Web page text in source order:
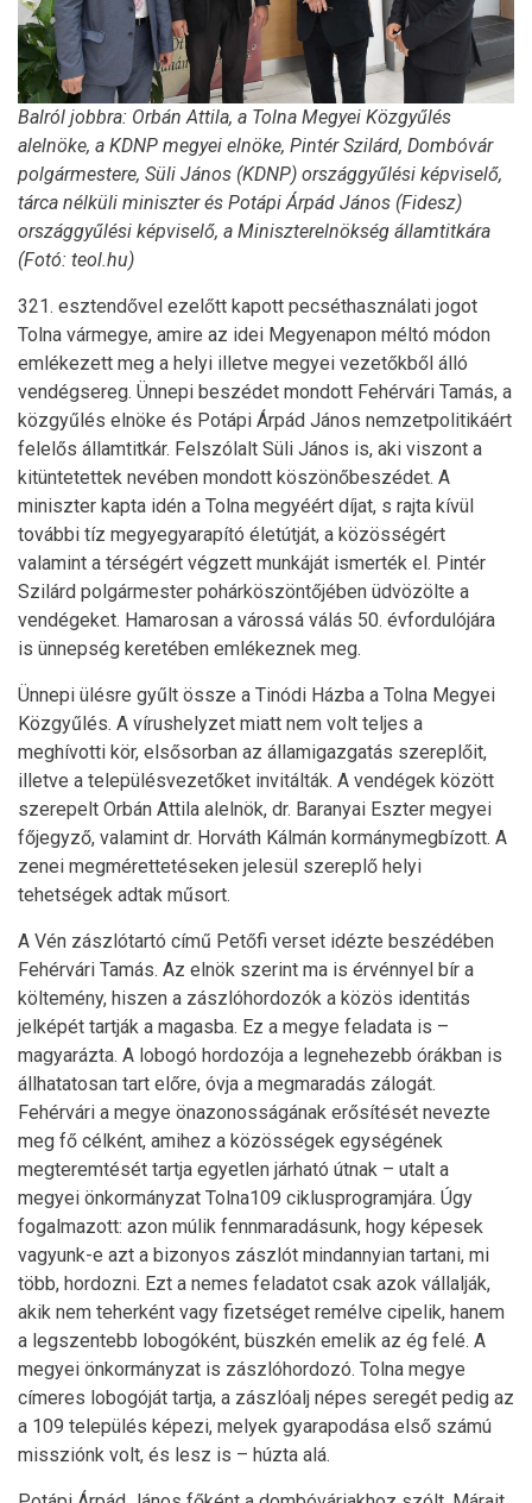
Balról jobbra: Orbán Attila, a Tolna Megyei Közgyűlés
alelnöke, a KDNP megyei elnöke, Pintér Szilárd, Dombóvár
polgármestere, Süli János (KDNP) országgyűlési képviselő,
tárca nélküli miniszter és Potápi Árpád János (Fidesz)
országgyűlési képviselő, a Miniszterelnökség államtitkára
(Fotó: teol.hu)
321. esztendővel ezelőtt kapott pecséthasználati jogot
Tolna vármegye, amire az idei Megyenapon méltó módon
emlékezett meg a helyi illetve megyei vezetőkből álló
vendégsereg. Ünnepi beszédet mondott Fehérvári Tamás, a
közgyűlés elnöke és Potápi Árpád János nemzetpolitikáért
felelős államtitkár. Felszólalt Süli János is, aki viszont a
kitüntetettek nevében mondott köszönőbeszédet. A
miniszter kapta idén a Tolna megyéért díjat, s rajta kívül
további tíz megyegyarapító életútját, a közösségért
valamint a térségért végzett munkáját ismerték el. Pintér
Szilárd polgármester pohárköszöntőjében üdvözölte a
vendégeket. Hamarosan a várossá válás 50. évfordulójára
is ünnepség keretében emlékeznek meg.
Ünnepi ülésre gyűlt össze a Tinódi Házba a Tolna Megyei
Közgyűlés. A vírushelyzet miatt nem volt teljes a
meghívotti kör, elsősorban az államigazgatás szereplőit,
illetve a településvezetőket invitálták. A vendégek között
szerepelt Orbán Attila alelnök, dr. Baranyai Eszter megyei
főjegyző, valamint dr. Horváth Kálmán kormánymegbízott. A
zenei megmérettetéseken jelesül szereplő helyi
tehetségek adtak műsort.
A Vén zászlótartó című Petőfi verset idézte beszédében
Fehérvári Tamás. Az elnök szerint ma is érvénnyel bír a
költemény, hiszen a zászlóhordozók a közös identitás
jelképét tartják a magasba. Ez a megye feladata is –
magyarázta. A lobogó hordozója a legnehezebb órákban is
állhatatosan tart előre, óvja a megmaradás zálogát.
Fehérvári a megye önazonosságának erősítését nevezte
meg fő célként, amihez a közösségek egységének
megteremtését tartja egyetlen járható útnak – utalt a
megyei önkormányzat Tolna109 ciklusprogramjára. Úgy
fogalmazott: azon múlik fennmaradásunk, hogy képesek
vagyunk-e azt a bizonyos zászlót mindannyian tartani, mi
több, hordozni. Ezt a nemes feladatot csak azok vállalják,
akik nem teherként vagy fizetséget remélve cipelik, hanem
a legszentebb lobogóként, büszkén emelik az ég felé. A
megyei önkormányzat is zászlóhordozó. Tolna megye
címeres lobogóját tartja, a zászlóalj népes seregét pedig az
a 109 település képezi, melyek gyarapodása első számú
missziónk volt, és lesz is – húzta alá.